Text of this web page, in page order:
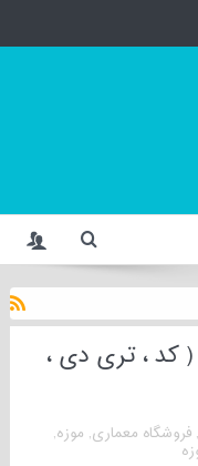
کد ، تری دی ،
, فروشگاه معماری, موزه,